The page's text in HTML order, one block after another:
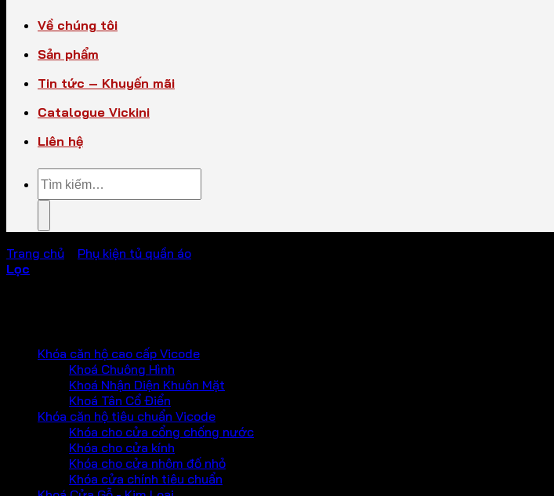
Về chúng tôi
Sản phẩm
Tin tức – Khuyến mãi
Catalogue Vickini
Liên hệ
Tìm
kiếm:
Trang chủ Phụ kiện tủ quần áo
Lọc
Khóa căn hộ cao cấp Vicode
Khoá Chuông Hình
Khoá Nhận Diện Khuôn Mặt
Khoá Tân Cổ Điển
Khóa căn hộ tiêu chuẩn Vicode
Khóa cho cửa cổng chống nước
Khóa cho cửa kính
Khóa cho cửa nhôm đố nhỏ
Khóa cửa chính tiêu chuẩn